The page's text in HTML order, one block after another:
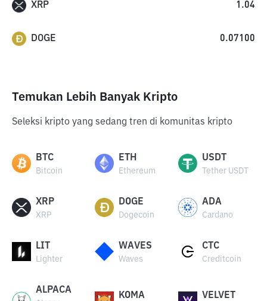
XRP 1.04
DOGE 0.07100
Temukan Lebih Banyak Kripto
Seleksi kripto yang sedang tren di komunitas kripto
BTC
Bitcoin
ETH
Ethereum
USDT
Tether USDT
XRP
XRP
DOGE
Dogecoin
ADA
Cardano
LIT
Lighter
WAVES
Waves
CTC
Creditcoin
ALPACA
KOMA VELVET